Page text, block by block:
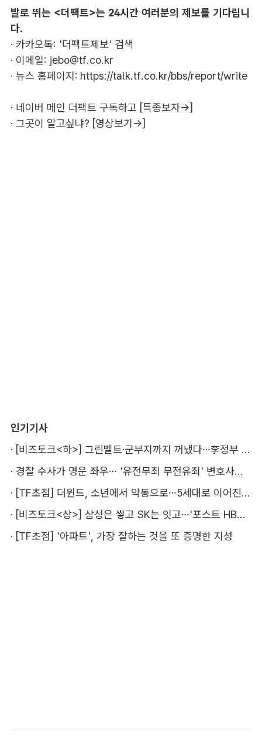
발로 뛰는 <더팩트>는 24시간 여러분의 제보를 기다립니
다.
· 카카오톡: '더팩트제보' 검색
· 이메일: jebo@tf.co.kr
· 뉴스 홈페이지: https://talk.tf.co.kr/bbs/report/write
· 네이버 메인 더팩트 구독하고 [특종보자→]
· 그곳이 알고싶냐? [영상보기→]
인기기사
·
[비즈토크<하>] 그린벨트·군부지까지 꺼냈다…李정부 '공급 속도전' 통할까
·
경찰 수사가 명운 좌우… '유전무죄 무전유죄' 변호사비 부담 우려
·
[TF초점] 더윈드, 소년에서 악동으로…5세대로 이어진 지코·박경
·
[비즈토크<상>] 삼성은 쌓고 SK는 잇고…'포스트 HBM' 주도권 누가 잡을까
· [TF초점] '아파트', 가장 잘하는 것을 또 증명한 지성